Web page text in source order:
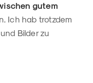
gutem
Ich hab trotzdem
Bilder zu